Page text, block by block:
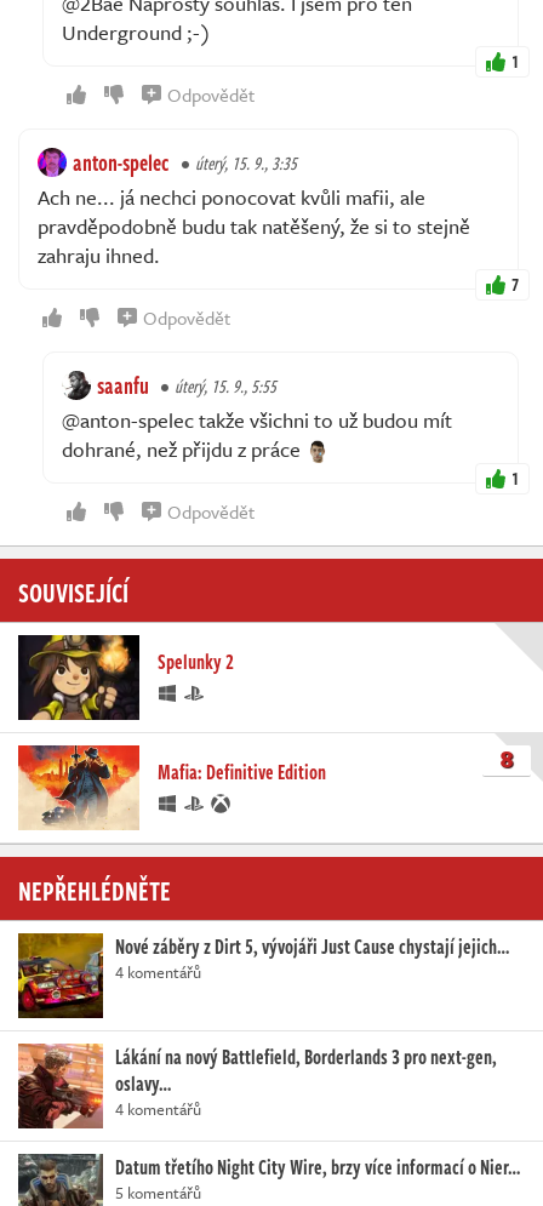
Underground ;-)
1
Odpovědět
anton-spelec úterý, 15. 9., 3:35
Ach ne... já nechci ponocovat kvůli mafii, ale
pravděpodobně budu tak natěšený, že si to stejně
zahraju ihned.
7
Odpovědět
saanfu úterý, 15. 9., 5:55
@anton-spelec takže všichni to už budou mít
dohrané, než přijdu z práce
1
Odpovědět
SOUVISEJÍCÍ
Spelunky 2
Mafia: Definitive Edition 8
NEPŘEHLÉDNĚTE
Nové záběry z Dirt 5, vývojáři Just Cause chystají jejich…
4 komentářů
Lákání na nový Battlefield, Borderlands 3 pro next-gen,
oslavy…
4 komentářů
Datum třetího Night City Wire, brzy více informací o Nier…
5 komentářů